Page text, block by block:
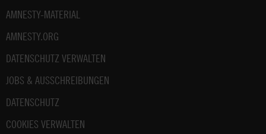
AMNESTY-MATERIAL
AMNESTY.ORG
DATENSCHUTZ VERWALTEN
JOBS & AUSSCHREIBUNGEN
DATENSCHUTZ
COOKIES VERWALTEN